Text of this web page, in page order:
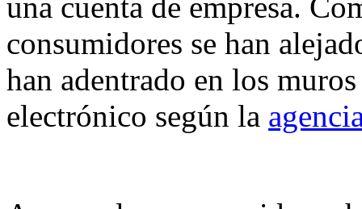
consumidores se han
han adentrado en los
electrónico según la